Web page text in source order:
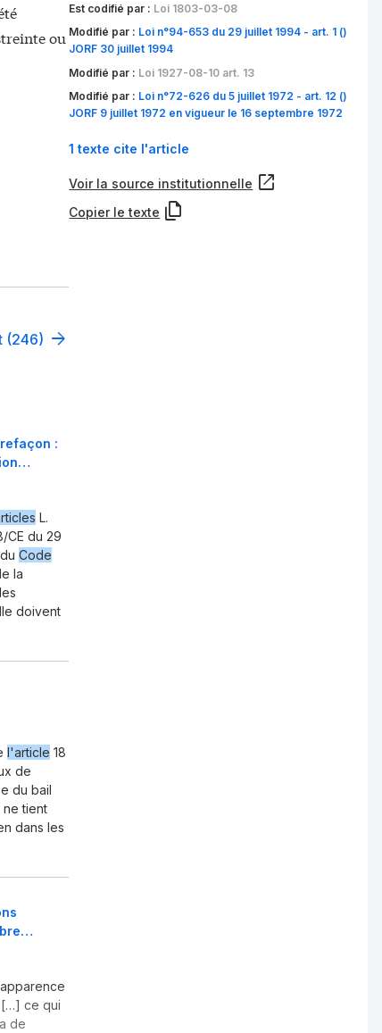
ou
Est codifié par : Loi 1803-03-08
Modifié par : Loi n°94-653 du 29 juillet 1994 - art. 1 ()
JORF 30 juillet 1994
Modifié par : Loi 1927-08-10 art. 13
Modifié par : Loi n°72-626 du 5 juillet 1972 - art. 12 ()
JORF 9 juillet 1972 en vigueur le 16 septembre 1972
1 texte cite l'article
Voir la source institutionnelle
Copier le texte
(246)
:
L.
CE du 29
du Code
la
doivent
l'article 18
de
du bail
ne tient
dans les
[…] ce qui
de